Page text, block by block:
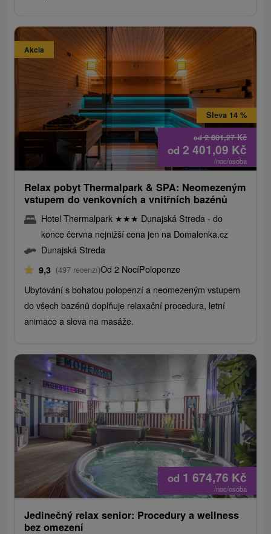
Akcia
od2 801,27Kč
Sleva 14 %
od 2 401,09 Kč
/noc/osoba
Relax pobyt Thermalpark & ​​SPA: Neomezeným
vstupem do venkovních a vnitřních bazénů
Hotel Thermalpark ★★★ Dunajská Streda - do
konce června nejnižší cena jen na Domalenka.cz
Dunajská Streda
9,3 (497 recenzí)Od 2 NocíPolopenze
Ubytování s bohatou polopenzí a neomezeným vstupem
do všech bazénů doplňuje relaxační procedura, letní
animace a sleva na masáže.
od 1 674,76 Kč
/noc/osoba
Jedinečný relax senior: Procedury a wellness
bez omezení